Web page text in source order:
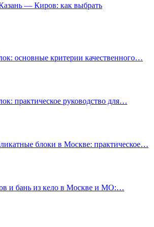
— Киров: как выбрать
основные критерии качественного…
практическое руководство для…
блоки в Москве: практическое…
и бань из кело в Москве и МО:…